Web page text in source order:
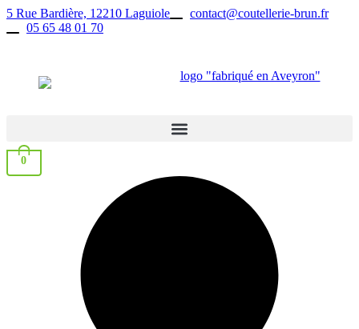
Aller
5 Rue Bardière, 12210 Laguiole
contact@coutellerie-brun.fr
05 65 48 01 70
0